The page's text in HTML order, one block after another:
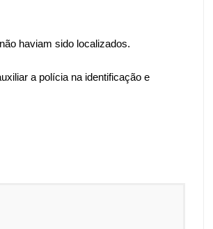
haviam sido localizados.
a polícia na identificação e